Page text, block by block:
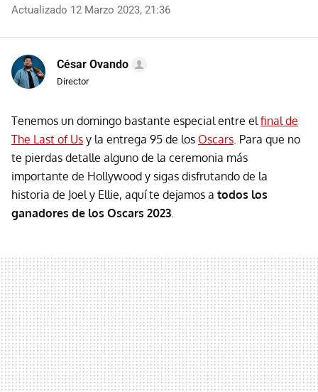
Actualizado 12 Marzo 2023, 21:36
César Ovando
Director
Tenemos un domingo bastante especial entre el final de
The Last of Us y la entrega 95 de los Oscars . Para que no
te pierdas detalle alguno de la ceremonia más
importante de Hollywood y sigas disfrutando de la
historia de Joel y Ellie, aquí te dejamos a todos los
ganadores de los Oscars 2023